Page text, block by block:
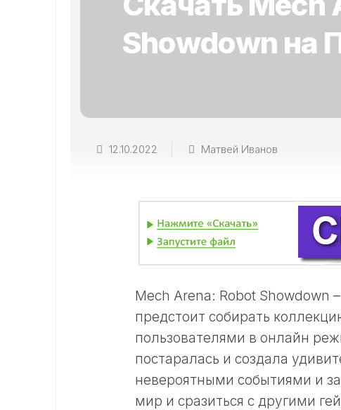
Showdown на
12.10.2022 Матвей Иванов
Mech Arena: Robot Showdown
предстоит собирать
пользователями в онлайн
постаралась и создала
невероятными событиями и
мир и сразиться с другими